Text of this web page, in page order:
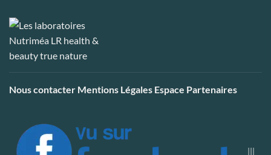
Nous contacter Mentions Légales Espace Partenaires
|||